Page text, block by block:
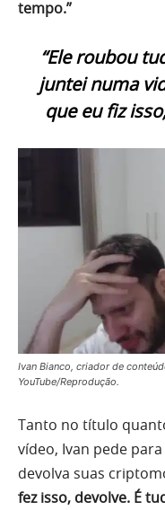
tempo.”
“Ele roubou
juntei numa
que eu fiz
Ivan Bianco, criador de
YouTube/Reprodução.
Tanto no título
vídeo, Ivan pede
devolva suas
fez isso, devolve. É